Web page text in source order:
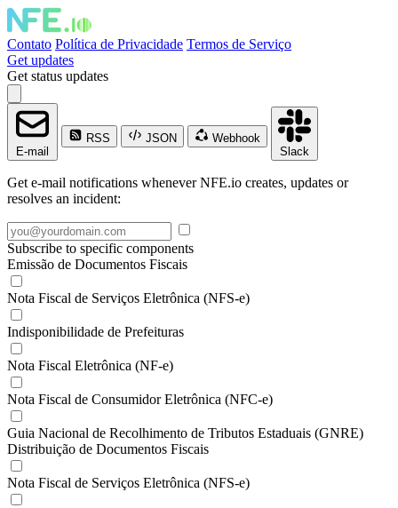
Contato Política de Privacidade Termos de Serviço
Get updates
Get status updates
E-mail
RSS JSON
Webhook
Slack
Get e-mail notifications whenever NFE.io creates, updates or
resolves an incident:
Subscribe to specific components
Emissão de Documentos Fiscais
Nota Fiscal de Serviços Eletrônica (NFS-e)
Indisponibilidade de Prefeituras
Nota Fiscal Eletrônica (NF-e)
Nota Fiscal de Consumidor Eletrônica (NFC-e)
Guia Nacional de Recolhimento de Tributos Estaduais (GNRE)
Distribuição de Documentos Fiscais
Nota Fiscal de Serviços Eletrônica (NFS-e)